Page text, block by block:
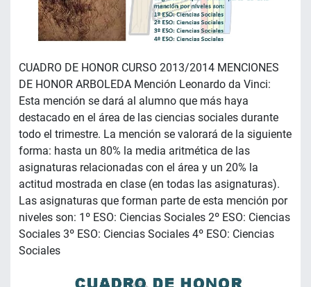
CUADRO DE HONOR CURSO 2013/2014 MENCIONES
DE HONOR ARBOLEDA Mención Leonardo da Vinci:
Esta mención se dará al alumno que más haya
destacado en el área de las ciencias sociales durante
todo el trimestre. La mención se valorará de la siguiente
forma: hasta un 80% la media aritmética de las
asignaturas relacionadas con el área y un 20% la
actitud mostrada en clase (en todas las asignaturas).
Las asignaturas que forman parte de esta mención por
niveles son: 1º ESO: Ciencias Sociales 2º ESO: Ciencias
Sociales 3º ESO: Ciencias Sociales 4º ESO: Ciencias
Sociales